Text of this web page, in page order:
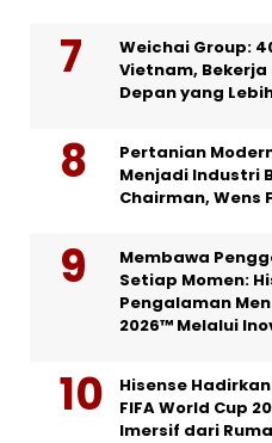
Weichai Group:
Vietnam,
Depan yang
Pertanian
Menjadi Industri
Chairman, Wens
Membawa
Setiap Momen:
Pengalaman
2026™ Melalui
Hisense
FIFA World Cup
Imersif dari